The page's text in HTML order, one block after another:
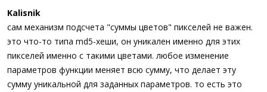
Kalisnik
сам механизм подсчета "суммы цветов" пикселей не важен.
это что-то типа md5-хеши, он уникален именно для этих
пикселей именно с такими цветами. любое изменение
параметров функции меняет всю сумму, что делает эту
сумму уникальной для заданных параметров. то есть это